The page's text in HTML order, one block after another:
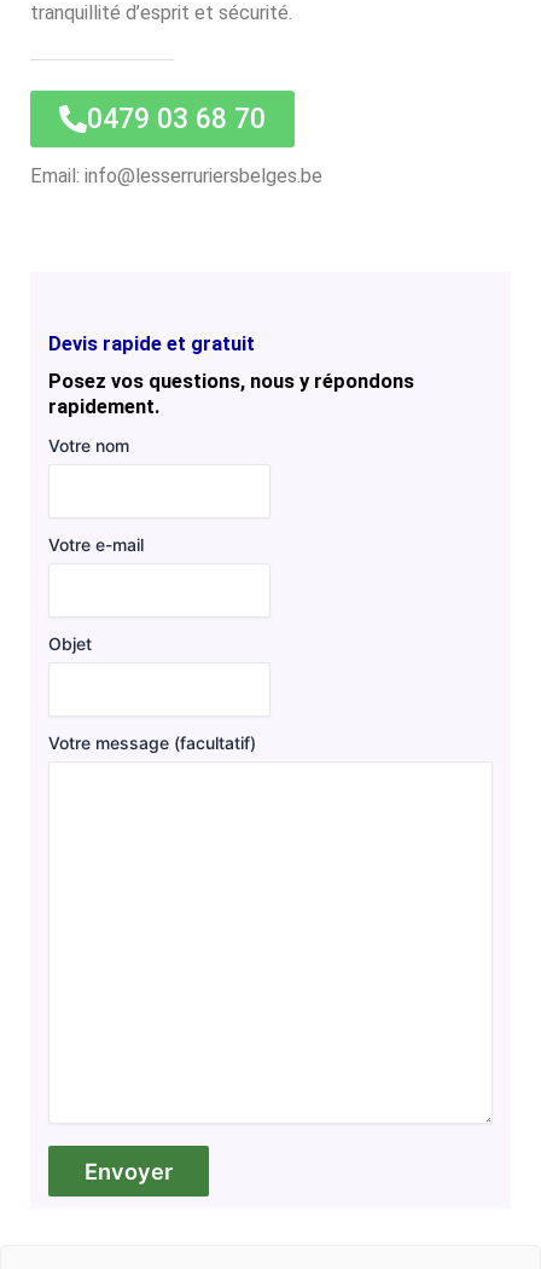
tranquillité d’esprit et sécurité.
0479 03 68 70
Email: info@lesserruriersbelges.be
Devis rapide et gratuit
Posez vos questions, nous y répondons
rapidement.
Votre nom
Votre e-mail
Objet
Votre message (facultatif)